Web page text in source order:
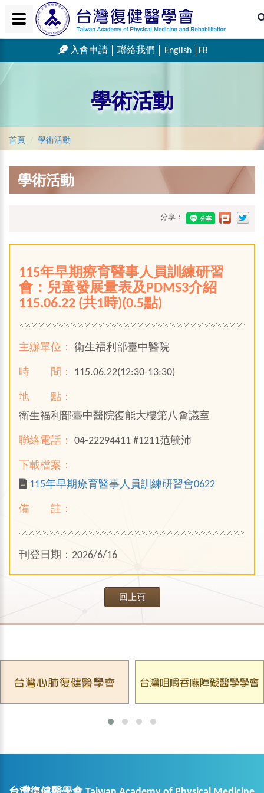
入會申請 聯絡我們 English FB
學術活動
首頁 學術活動
學術活動
分享：
115年早期療育醫事人員訓練研習
會：兒童發展量表及PDMS3介紹
115.06.22 (共1時)(0.5點)
主辦單位： 衛生福利部臺中醫院
時 間： 115.06.22(12:30-13:30)
地 點：
衛生福利部臺中醫院復能大樓第八會議室
聯絡電話： 04-22294411 #1211范毓沛
下載檔案：
115年早期療育醫事人員訓練研習會0622
備 註：
刊登日期：2026/6/16
回上頁